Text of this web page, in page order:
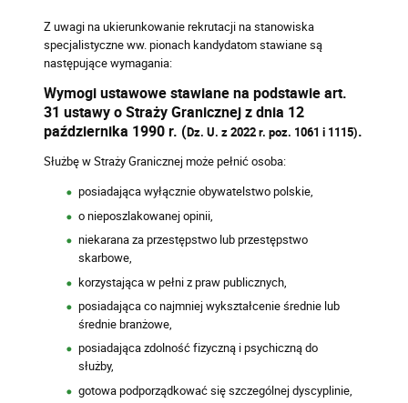
Z uwagi na ukierunkowanie rekrutacji na stanowiska
specjalistyczne ww. pionach kandydatom stawiane są
następujące wymagania:
Wymogi ustawowe stawiane na podstawie art.
31 ustawy o Straży Granicznej z dnia 12
października 1990 r. (Dz. U. z 2022 r. poz. 1061 i 1115).
Służbę w Straży Granicznej może pełnić osoba:
posiadająca wyłącznie obywatelstwo polskie,
o nieposzlakowanej opinii,
niekarana za przestępstwo lub przestępstwo
skarbowe,
korzystająca w pełni z praw publicznych,
posiadająca co najmniej wykształcenie średnie lub
średnie branżowe,
posiadająca zdolność fizyczną i psychiczną do
służby,
gotowa podporządkować się szczególnej dyscyplinie,